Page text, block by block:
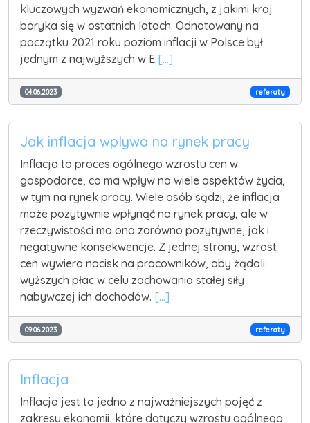
kluczowych wyzwań ekonomicznych, z jakimi kraj
boryka się w ostatnich latach. Odnotowany na
początku 2021 roku poziom inflacji w Polsce był
jednym z najwyższych w E [...]
04.06.2023 referaty
Jak inflacja wplywa na rynek pracy
Inflacja to proces ogólnego wzrostu cen w
gospodarce, co ma wpływ na wiele aspektów życia,
w tym na rynek pracy. Wiele osób sądzi, że inflacja
może pozytywnie wpłynąć na rynek pracy, ale w
rzeczywistości ma ona zarówno pozytywne, jak i
negatywne konsekwencje. Z jednej strony, wzrost
cen wywiera nacisk na pracowników, aby żądali
wyższych płac w celu zachowania stałej siły
nabywczej ich dochodów. [...]
09.06.2023 referaty
Inflacja
Inflacja jest to jedno z najważniejszych pojęć z
zakresu ekonomii, które dotyczy wzrostu ogólnego